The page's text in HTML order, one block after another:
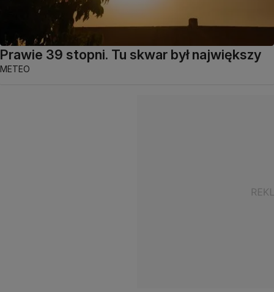
Prawie 39 stopni. Tu skwar był największy
METEO